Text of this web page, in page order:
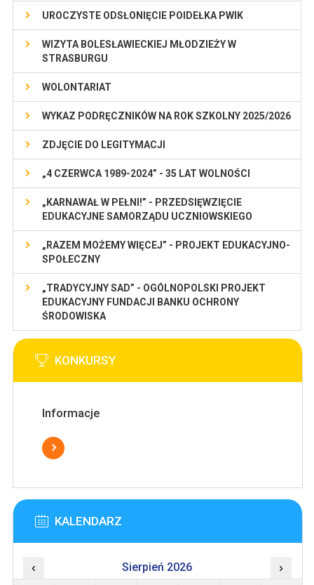
UROCZYSTE ODSŁONIĘCIE POIDEŁKA PWIK
WIZYTA BOLESŁAWIECKIEJ MŁODZIEŻY W
STRASBURGU
WOLONTARIAT
WYKAZ PODRĘCZNIKÓW NA ROK SZKOLNY 2025/2026
ZDJĘCIE DO LEGITYMACJI
„4 CZERWCA 1989-2024” - 35 LAT WOLNOŚCI
„KARNAWAŁ W PEŁNI!” - PRZEDSIĘWZIĘCIE
EDUKACYJNE SAMORZĄDU UCZNIOWSKIEGO
„RAZEM MOŻEMY WIĘCEJ” - PROJEKT EDUKACYJNO-
SPOŁECZNY
„TRADYCYJNY SAD” - OGÓLNOPOLSKI PROJEKT
EDUKACYJNY FUNDACJI BANKU OCHRONY
ŚRODOWISKA
KONKURSY
Informacje
KALENDARZ
‹ Sierpień 2026 ›